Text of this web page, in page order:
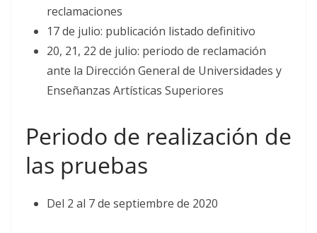
reclamaciones
17 de julio: publicación listado definitivo
20, 21, 22 de julio: periodo de reclamación
ante la Dirección General de Universidades y
Enseñanzas Artísticas Superiores
Periodo de realización de
las pruebas
Del 2 al 7 de septiembre de 2020